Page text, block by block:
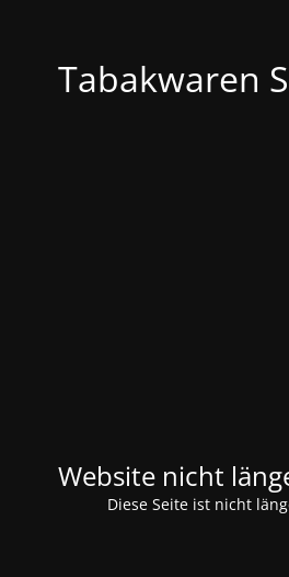
Tabakwaren
Website nicht
Diese Seite ist nicht